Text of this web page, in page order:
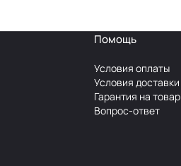
Помощь
Условия оплаты
Условия доставки
Гарантия на товар
Вопрос-ответ